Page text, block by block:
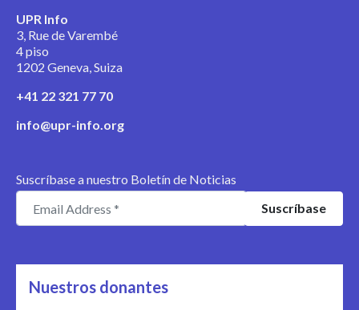
UPR Info
3, Rue de Varembé
4 piso
1202 Geneva, Suiza
+41 22 321 77 70
info@upr-info.org
Suscríbase a nuestro Boletín de Noticias
Nuestros donantes